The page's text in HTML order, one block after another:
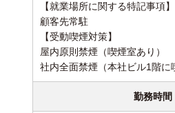
【就業場所に関する特記事項】
顧客先常駐
【受動喫煙対策】
屋内原則禁煙（喫煙室あり）
社内全面禁煙（本社ビル1階に
勤務時間